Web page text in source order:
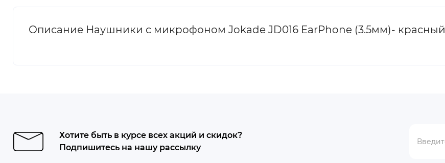
Описание Наушники с микрофоном Jokade JD016 EarPhone (3.5мм)- красный
Хотите быть в курсе всех акций и скидок?
Подпишитесь на нашу рассылку